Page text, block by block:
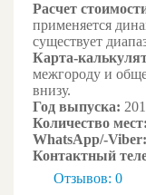
Расчет
применяется
существует
Карта-
межгороду и
внизу.
Год выпуска:
Количество мест:
WhatsApp/-
Контактный
Отзывов: 0